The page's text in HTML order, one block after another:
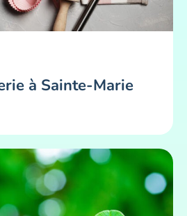
à Sainte-Marie